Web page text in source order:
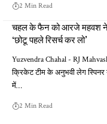
2 Min Read
चहल के फैन को आरजे महवश ने
‘छोटू पहले रिसर्च कर लो’
Yuzvendra Chahal - RJ
क्रिकेट टीम के अनुभवी लेग
में…
2 Min Read